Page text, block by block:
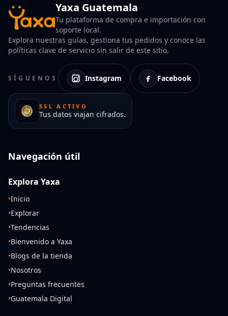
Yaxa Guatemala
Tu plataforma de compra e importación con
soporte local.
Explora nuestras guías, gestiona tus pedidos y conoce las
políticas clave de servicio sin salir de este sitio.
SÍGUENOS Instagram Facebook
SSL ACTIVO
Tus datos viajan cifrados.
Navegación útil
Explora Yaxa
•Inicio
•Explorar
•Tendencias
•Bienvenido a Yaxa
•Blogs de la tienda
•Nosotros
•Preguntas frecuentes
•Guatemala Digital